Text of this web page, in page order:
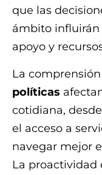
que las
ámbito influirán
apoyo y
La
políticas
cotidiana,
el acceso a
navegar mejor
La proactividad